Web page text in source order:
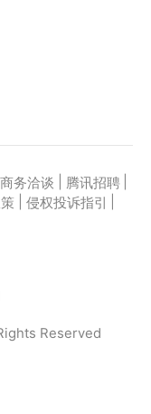
商务洽谈 腾讯招聘
侵权投诉指引
Reserved